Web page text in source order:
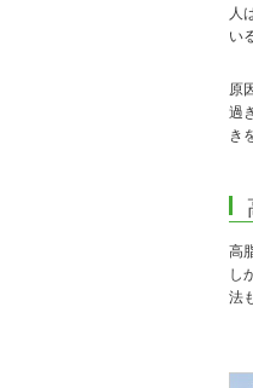
人
い
原
過
き
高
し
法